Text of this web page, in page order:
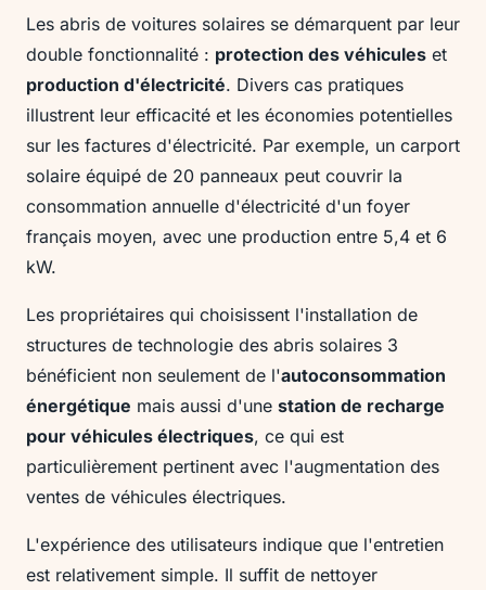
Les abris de voitures solaires se démarquent par leur
double fonctionnalité : protection des véhicules et
production d'électricité. Divers cas pratiques
illustrent leur efficacité et les économies potentielles
sur les factures d'électricité. Par exemple, un carport
solaire équipé de 20 panneaux peut couvrir la
consommation annuelle d'électricité d'un foyer
français moyen, avec une production entre 5,4 et 6
kW.
Les propriétaires qui choisissent l'installation de
structures de technologie des abris solaires 3
bénéficient non seulement de l'autoconsommation
énergétique mais aussi d'une station de recharge
pour véhicules électriques, ce qui est
particulièrement pertinent avec l'augmentation des
ventes de véhicules électriques.
L'expérience des utilisateurs indique que l'entretien
est relativement simple. Il suffit de nettoyer